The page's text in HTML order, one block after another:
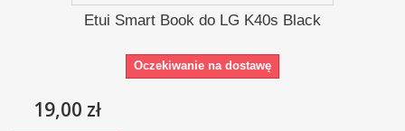
Etui Smart Book do LG K40s Black
Oczekiwanie na dostawę
19,00 zł